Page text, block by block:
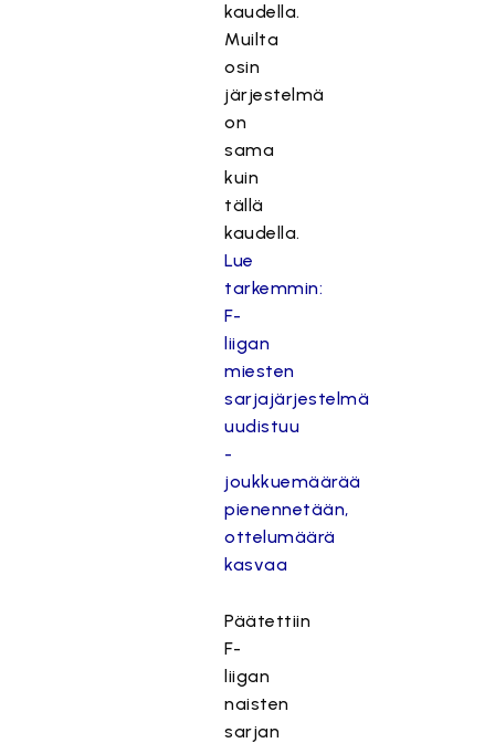
kaudella.
Muilta
osin
järjestelmä
on
sama
kuin
tällä
kaudella.
Lue
tarkemmin:
F-
liigan
miesten
sarjajärjestelmä
uudistuu
-
joukkuemäärää
pienennetään,
ottelumäärä
kasvaa
Päätettiin
F-
liigan
naisten
sarjan